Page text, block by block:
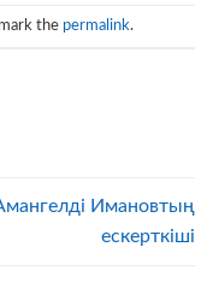
the permalink.
Имановтың
ескерткіші